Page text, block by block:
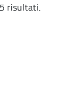
risultati.